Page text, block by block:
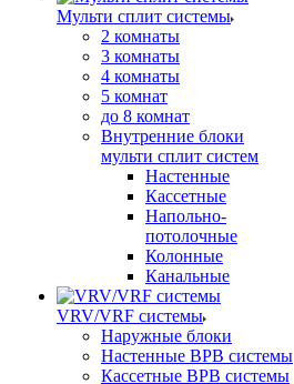
Мульти сплит системы
2 комнаты
3 комнаты
4 комнаты
5 комнат
до 8 комнат
Внутренние блоки
мульти сплит систем
Настенные
Кассетные
Напольно-
потолочные
Колонные
Канальные
VRV/VRF системы
Наружные блоки
Настенные ВРВ системы
Кассетные ВРВ системы